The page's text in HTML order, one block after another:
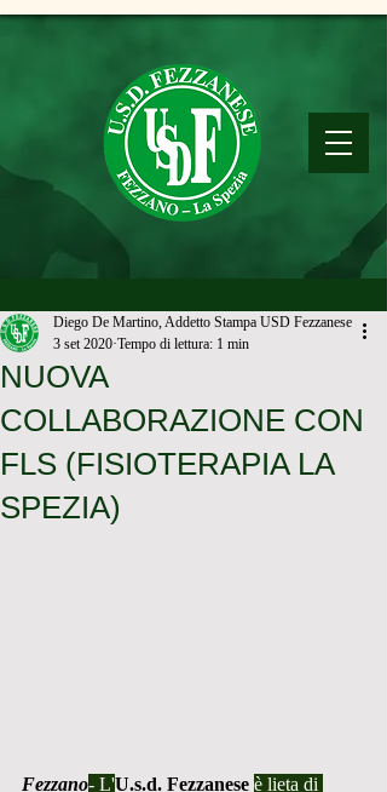
NUOVA
COLLABORAZIONE CON
FLS (FISIOTERAPIA LA
SPEZIA)
Diego De Martino, Addetto Stampa USD Fezzanese
3 set 2020 Tempo di lettura: 1 min
Fezzano- L'U.s.d. Fezzanese è lieta di